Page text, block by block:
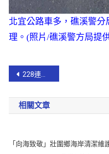
北宜公路車多，礁溪警
理。 (照片/礁溪警方局提
228連假收假日 宜警加強交通疏導【影音新聞】
相關文章
「向海致敬」壯圍鄉海岸清潔維